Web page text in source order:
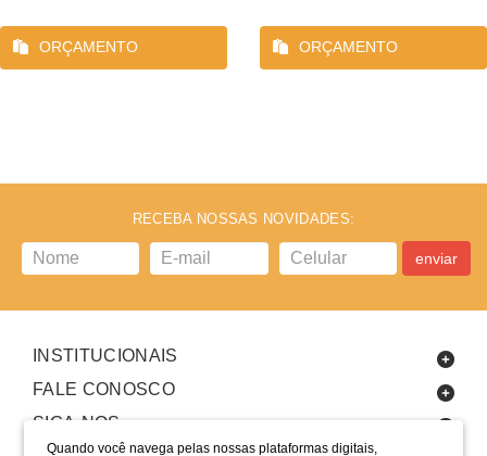
Quando você navega pelas nossas plataformas digitais,
ORÇAMENTO ORÇAMENTO
RECEBA NOSSAS NOVIDADES:
enviar
INSTITUCIONAIS
FALE CONOSCO
SIGA-NOS